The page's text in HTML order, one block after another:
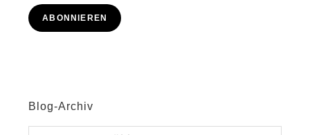
Adresse
ABONNIEREN
Blog-Archiv